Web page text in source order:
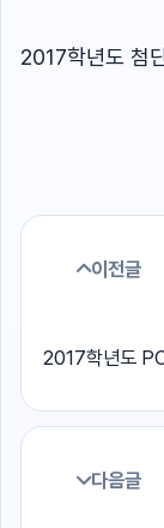
2017학년도 첨
이전글
2017학년도
다음글